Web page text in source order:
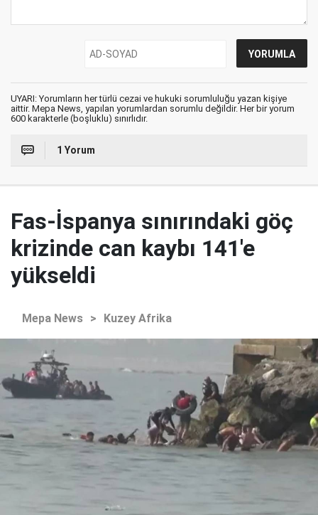
UYARI: Yorumların her türlü cezai ve hukuki sorumluluğu yazan kişiye
aittir. Mepa News, yapılan yorumlardan sorumlu değildir. Her bir yorum
600 karakterle (boşluklu) sınırlıdır.
1 Yorum
Fas-İspanya sınırındaki göç
krizinde can kaybı 141'e
yükseldi
Mepa News > Kuzey Afrika